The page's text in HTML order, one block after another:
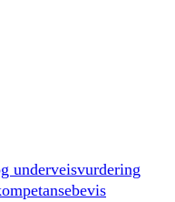
underveisvurdering